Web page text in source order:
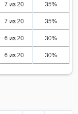
7 из 20 35%
7 из 20 35%
6 из 20 30%
6 из 20 30%